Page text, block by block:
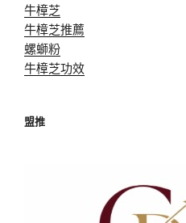
牛樟芝
牛樟芝推薦
螺螄粉
牛樟芝功效
盟推